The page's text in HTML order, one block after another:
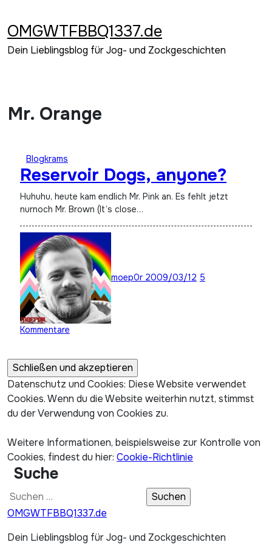
springen
OMGWTFBBQ1337.de
Dein Lieblingsblog für Jog- und Zockgeschichten
Mr. Orange
Blogkrams
Reservoir Dogs, anyone?
Huhuhu, heute kam endlich Mr. Pink an. Es fehlt jetzt
nurnoch Mr. Brown (It’s close…
moep0r 2009/03/12 5
Kommentare
Datenschutz und Cookies: Diese Website verwendet
Cookies. Wenn du die Website weiterhin nutzt, stimmst
du der Verwendung von Cookies zu.
Weitere Informationen, beispielsweise zur Kontrolle von
Cookies, findest du hier: Cookie-Richtlinie
Suche
Suchen
nach:
OMGWTFBBQ1337.de
Dein Lieblingsblog für Jog- und Zockgeschichten